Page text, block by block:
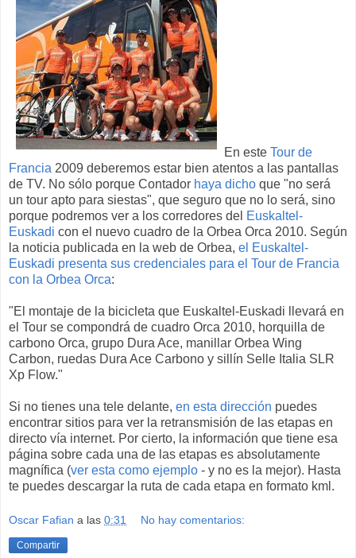
En este Tour de
Francia 2009 deberemos estar bien atentos a las pantallas
de TV. No sólo porque Contador haya dicho que "no será
un tour apto para siestas", que seguro que no lo será, sino
porque podremos ver a los corredores del Euskaltel-
Euskadi con el nuevo cuadro de la Orbea Orca 2010. Según
la noticia publicada en la web de Orbea, el Euskaltel-
Euskadi presenta sus credenciales para el Tour de Francia
con la Orbea Orca:
"El montaje de la bicicleta que Euskaltel-Euskadi llevará en
el Tour se compondrá de cuadro Orca 2010, horquilla de
carbono Orca, grupo Dura Ace, manillar Orbea Wing
Carbon, ruedas Dura Ace Carbono y sillín Selle Italia SLR
Xp Flow."
Si no tienes una tele delante, en esta dirección puedes
encontrar sitios para ver la retransmisión de las etapas en
directo vía internet. Por cierto, la información que tiene esa
página sobre cada una de las etapas es absolutamente
magnífica (ver esta como ejemplo - y no es la mejor). Hasta
te puedes descargar la ruta de cada etapa en formato kml.
Oscar Fafian a las 0:31 No hay comentarios:
Compartir